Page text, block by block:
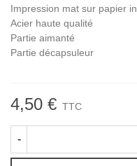
Impression mat sur papier
Acier haute qualité
Partie aimanté
Partie décapsuleur
4,50 € TTC
-